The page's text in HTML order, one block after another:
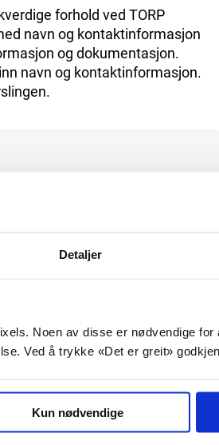
Detaljer
Noen av disse er nødvendige for
Ved å trykke «Det er greit»
Kun nødvendige
forhold ved TORP
navn og kontaktinformasjon
og dokumentasjon.
navn og kontaktinformasjon.